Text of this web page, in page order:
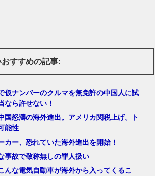
すすめの記事:
仮ナンバーのクルマを無免許の中国人に試
ら許せない！
国怒濤の海外進出。アメリカ関税上げ。ト
能性
カー、恐れていた海外進出を開始！
事故で敬称無しの罪人扱い
んな電気自動車が海外から入ってくるこ